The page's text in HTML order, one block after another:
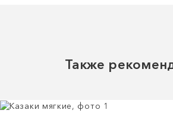
Также